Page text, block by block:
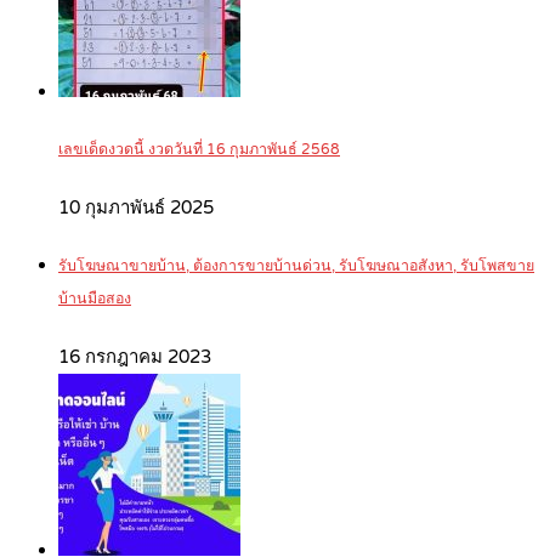
เลขเด็ดงวดนี้ งวดวันที่ 16 กุมภาพันธ์ 2568
10 กุมภาพันธ์ 2025
รับโฆษณาขายบ้าน, ต้องการขายบ้านด่วน, รับโฆษณาอสังหา, รับโพสขาย
บ้านมือสอง
16 กรกฎาคม 2023